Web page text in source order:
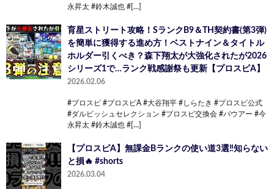
永昇太 #鈴木誠也 #[…]
育星ストリート攻略！SランクB9＆TH契約書(第3弾)
を簡単に獲得する進め方！ベストナイン＆タイトル
ホルダー引くべき？森下翔太が大強化されたが2026
シリーズ1で…ランク戦感謝祭も更新【プロスピA】
2026.02.06
#プロスピ #プロスピA #大谷翔平 #しらたき #プロスピ公式
#ダルビッシュセレクション #プロスピ交換会 #バウアー #今
永昇太 #鈴木誠也 #[…]
【プロスピA】無課金Bランクの使い道3選‼️知らない
と損🔥 #shorts
2026.03.04